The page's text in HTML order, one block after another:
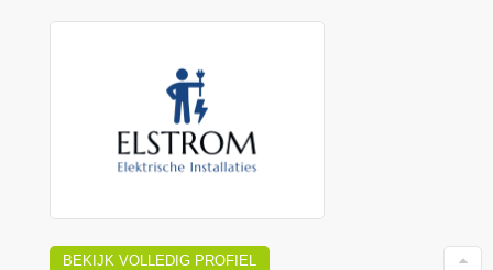
BEKIJK VOLLEDIG PROFIEL